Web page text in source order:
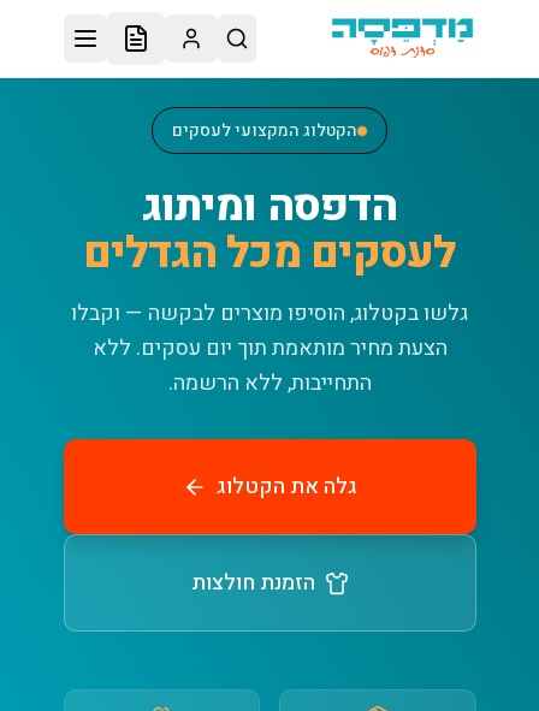
דלג לתוכן הראשי
הקטלוג המקצועי לעסקים
הדפסה ומיתוג
לעסקים מכל הגדלים
גלשו בקטלוג, הוסיפו מוצרים לבקשה — וקבלו
הצעת מחיר מותאמת תוך יום עסקים. ללא
התחייבות, ללא הרשמה.
גלה את הקטלוג
הזמנת חולצות